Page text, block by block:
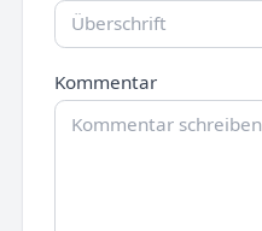
Kommentar